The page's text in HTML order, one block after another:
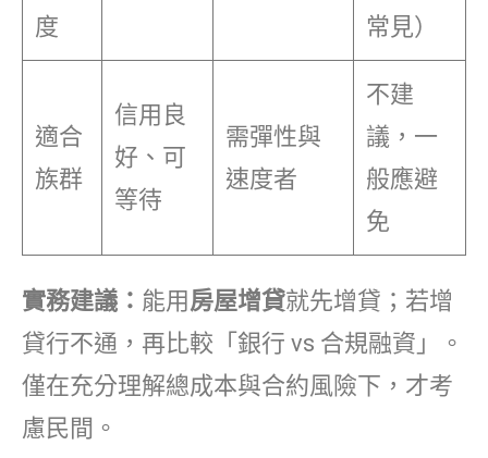
度
常見）
適合
族群
信用良
好、可
等待
需彈性與
速度者
不建
議，一
般應避
免
實務建議： 能用 房屋增貸就先增貸；若增
貸行不通，再比較「銀行 vs 合規融資」。
僅在充分理解總成本與合約風險下，才考
慮民間。